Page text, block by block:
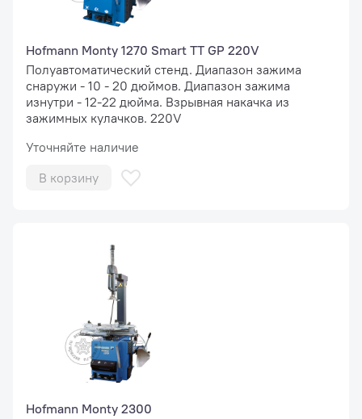
Hofmann Monty 1270 Smart TT GP 220V
Полуавтоматический стенд. Диапазон зажима
снаружи - 10 - 20 дюймов. Диапазон зажима
изнутри - 12-22 дюйма. Взрывная накачка из
зажимных кулачков. 220V
Уточняйте наличие
В корзину
Hofmann Monty 2300